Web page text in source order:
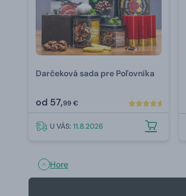
Darčeková sada pre Poľovníka
od 57,99 €
U VÁS: 11.8.2026
Hore